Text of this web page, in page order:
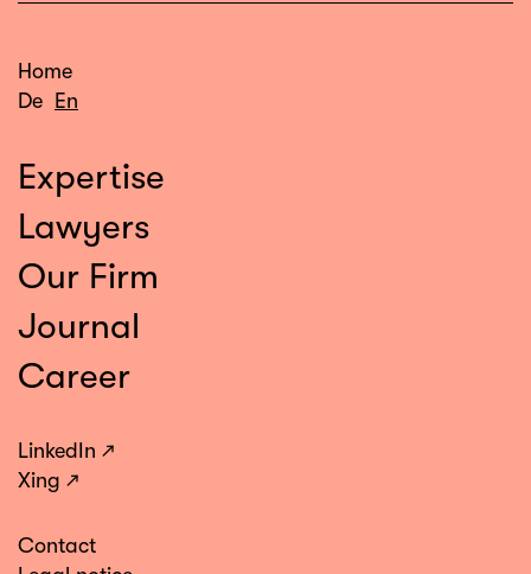
Home
De En
Expertise
Lawyers
Our Firm
Journal
Career
LinkedIn
Xing
Contact